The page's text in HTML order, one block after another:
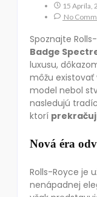
15 Apríla,
No
Spoznajte
Badge
luxusu,
môžu existovať
model nebol
nasledujú
ktorí
Nová éra
Rolls-Royce je
nenápadnej